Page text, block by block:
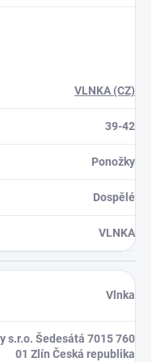
VLNKA (CZ)
39-42
Ponožky
Dospělé
VLNKA
Vlnka
s.r.o. Šedesátá 7015 760
01 Zlín Česká republika